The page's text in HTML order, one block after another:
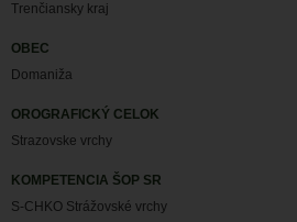
Trenčiansky kraj
OBEC
Domaniža
OROGRAFICKÝ CELOK
Strazovske vrchy
KOMPETENCIA ŠOP SR
S-CHKO Strážovské vrchy